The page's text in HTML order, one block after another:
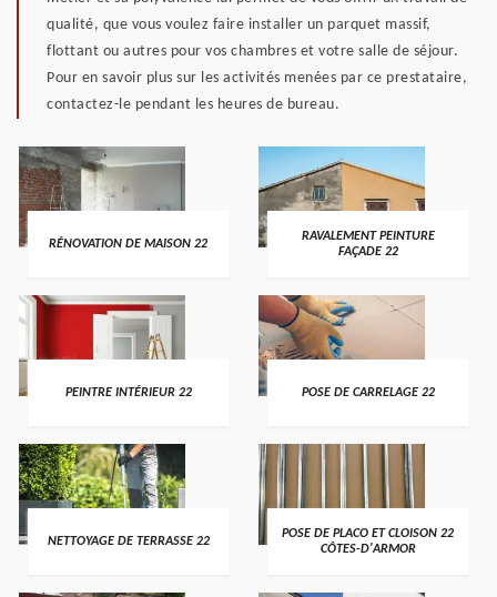
qualité, que vous voulez faire installer un parquet massif,
flottant ou autres pour vos chambres et votre salle de séjour.
Pour en savoir plus sur les activités menées par ce prestataire,
contactez-le pendant les heures de bureau.
RÉNOVATION DE MAISON 22
RAVALEMENT PEINTURE
FAÇADE 22
PEINTRE INTÉRIEUR 22 POSE DE CARRELAGE 22
NETTOYAGE DE TERRASSE 22
POSE DE PLACO ET CLOISON 22
CÔTES-D'ARMOR